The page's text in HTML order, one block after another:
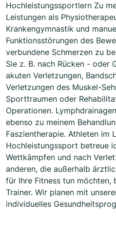
Hochleistungssportlern Zu
Leistungen als
Krankengymnastik und
Funktionsstörungen des
verbundene Schmerzen zu
Sie z. B. nach Rücken - oder
akuten Verletzungen,
Verletzungen des Muskel-
Sporttraumen oder
Operationen.
ebenso zu meinem
Faszientherapie. Athleten im
Hochleistungssport betreue
Wettkämpfen und nach
anderen, die außerhalb
für Ihre Fitness tun möchten,
Trainer. Wir planen mit
individuelles